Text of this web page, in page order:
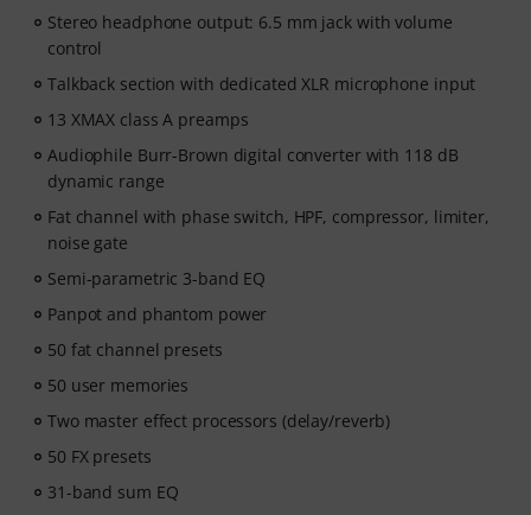
Stereo headphone output: 6.5 mm jack with volume
control
Talkback section with dedicated XLR microphone input
13 XMAX class A preamps
Audiophile Burr-Brown digital converter with 118 dB
dynamic range
Fat channel with phase switch, HPF, compressor, limiter,
noise gate
Semi-parametric 3-band EQ
Panpot and phantom power
50 fat channel presets
50 user memories
Two master effect processors (delay/reverb)
50 FX presets
31-band sum EQ